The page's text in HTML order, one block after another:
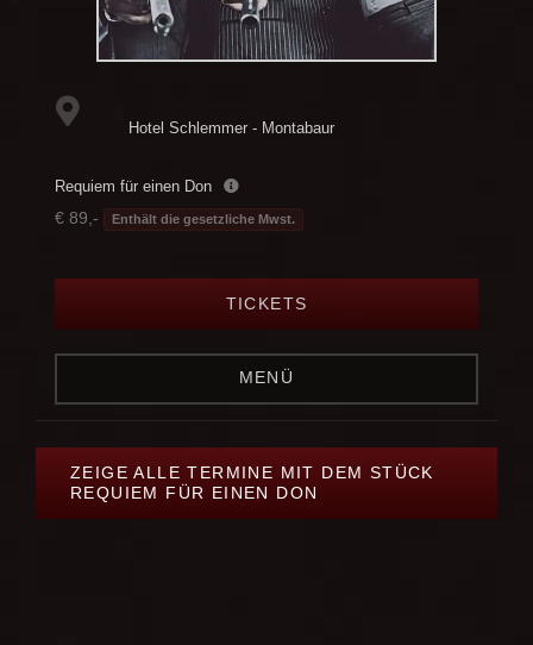
Hotel Schlemmer - Montabaur
Requiem für einen Don
€ 89,- Enthält die gesetzliche Mwst.
TICKETS
MENÜ
ZEIGE ALLE TERMINE MIT DEM STÜCK
REQUIEM FÜR EINEN DON